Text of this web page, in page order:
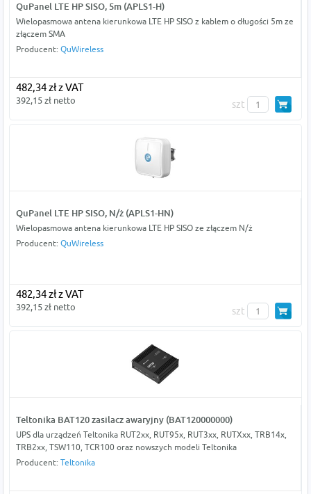
QuPanel LTE HP SISO, 5m (APLS1-H)
Wielopasmowa antena kierunkowa LTE HP SISO z kablem o długości 5m ze
złączem SMA
Producent: QuWireless
482,34 zł z VAT
392,15 zł netto szt
QuPanel LTE HP SISO, N/ż (APLS1-HN)
Wielopasmowa antena kierunkowa LTE HP SISO ze złączem N/ż
Producent: QuWireless
482,34 zł z VAT
392,15 zł netto szt
Teltonika BAT120 zasilacz awaryjny (BAT120000000)
UPS dla urządzeń Teltonika RUT2xx, RUT95x, RUT3xx, RUTXxx, TRB14x,
TRB2xx, TSW110, TCR100 oraz nowszych modeli Teltonika
Producent: Teltonika